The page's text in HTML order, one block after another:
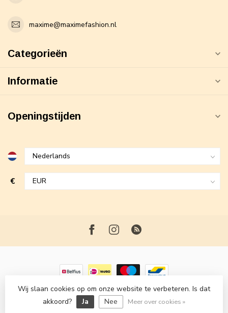
maxime@maximefashion.nl
Categorieën
Informatie
Openingstijden
€
© Copyright 2026 Maxime Fashion- Powered byLightspeed-
Lightspeed design
Dyvelopment
Wij slaan cookies op om onze website te verbeteren. Is dat
akkoord?
Ja Nee Meer over cookies »